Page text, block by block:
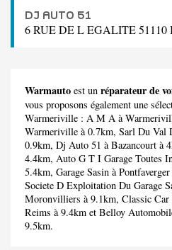
DJ AUTO 51
6 RUE DE L EGALITE
Warmauto est un réparateur de
vous proposons également une
Warmeriville : A M A à
Warmeriville à 0.7km, Sarl Du Val
0.9km, Dj Auto 51 à Bazancourt à
4.4km, Auto G T I Garage Toutes
5.4km, Garage Sasin à
Societe D Exploitation Du Garage
Moronvilliers à 9.1km, Classic Car
Reims à 9.4km et Belloy
9.5km.